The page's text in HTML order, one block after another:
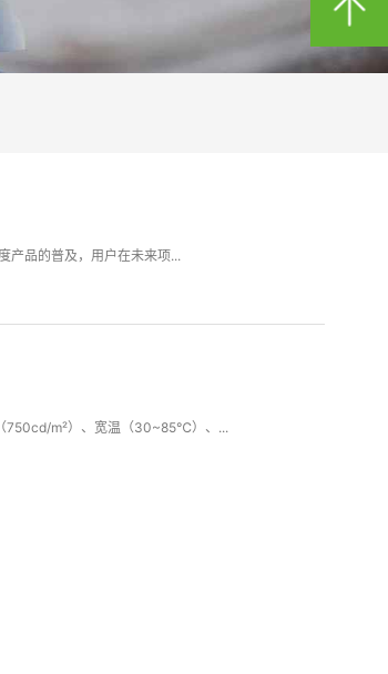
产品的普及，用户在未来项...
750cd/m²）、宽温（30~85℃）、...